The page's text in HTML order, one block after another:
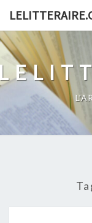
content